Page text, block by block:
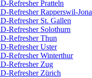
Refresher Pratteln
Refresher Rapperswil-Jona
Refresher St. Gallen
Refresher Solothurn
Refresher Thun
Refresher Uster
Refresher Winterthur
Refresher Zug
Refresher Zürich